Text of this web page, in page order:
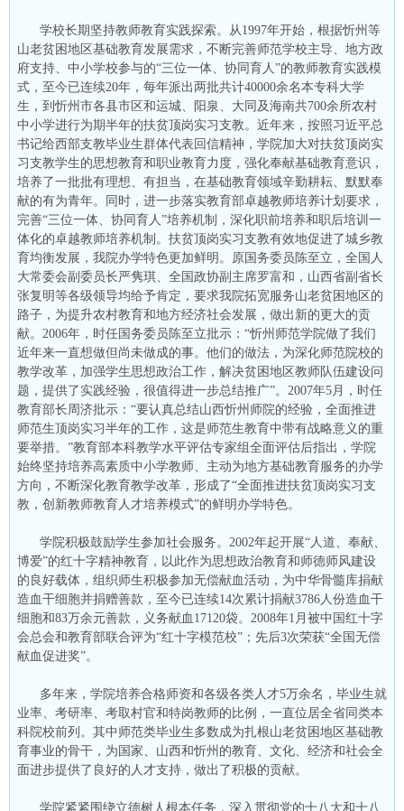
学校长期坚持教师教育实践探索。从1997年开始，根据忻州等
山老贫困地区基础教育发展需求，不断完善师范学校主导、地方政
府支持、中小学校参与的“三位一体、协同育人”的教师教育实践模
式，至今已连续20年，每年派出两批共计40000余名本专科大学
生，到忻州市各县市区和运城、阳泉、大同及海南共700余所农村
中小学进行为期半年的扶贫顶岗实习支教。近年来，按照习近平总
书记给西部支教毕业生群体代表回信精神，学院加大对扶贫顶岗实
习支教学生的思想教育和职业教育力度，强化奉献基础教育意识，
培养了一批批有理想、有担当，在基础教育领域辛勤耕耘、默默奉
献的有为青年。同时，进一步落实教育部卓越教师培养计划要求，
完善“三位一体、协同育人”培养机制，深化职前培养和职后培训一
体化的卓越教师培养机制。扶贫顶岗实习支教有效地促进了城乡教
育均衡发展，我院办学特色更加鲜明。原国务委员陈至立，全国人
大常委会副委员长严隽琪、全国政协副主席罗富和，山西省副省长
张复明等各级领导均给予肯定，要求我院拓宽服务山老贫困地区的
路子，为提升农村教育和地方经济社会发展，做出新的更大的贡
献。2006年，时任国务委员陈至立批示：“忻州师范学院做了我们
近年来一直想做但尚未做成的事。他们的做法，为深化师范院校的
教学改革，加强学生思想政治工作，解决贫困地区教师队伍建设问
题，提供了实践经验，很值得进一步总结推广”。2007年5月，时任
教育部长周济批示：“要认真总结山西忻州师院的经验，全面推进
师范生顶岗实习半年的工作，这是师范生教育中带有战略意义的重
要举措。”教育部本科教学水平评估专家组全面评估后指出，学院
始终坚持培养高素质中小学教师、主动为地方基础教育服务的办学
方向，不断深化教育教学改革，形成了“全面推进扶贫顶岗实习支
教，创新教师教育人才培养模式”的鲜明办学特色。
学院积极鼓励学生参加社会服务。2002年起开展“人道、奉献、
博爱”的红十字精神教育，以此作为思想政治教育和师德师风建设
的良好载体，组织师生积极参加无偿献血活动，为中华骨髓库捐献
造血干细胞并捐赠善款，至今已连续14次累计捐献3786人份造血干
细胞和83万余元善款，义务献血17120袋。2008年1月被中国红十字
会总会和教育部联合评为“红十字模范校”；先后3次荣获“全国无偿
献血促进奖”。
多年来，学院培养合格师资和各级各类人才5万余名，毕业生就
业率、考研率、考取村官和特岗教师的比例，一直位居全省同类本
科院校前列。其中师范类毕业生多数成为扎根山老贫困地区基础教
育事业的骨干，为国家、山西和忻州的教育、文化、经济和社会全
面进步提供了良好的人才支持，做出了积极的贡献。
学院紧紧围绕立德树人根本任务，深入贯彻党的十八大和十八